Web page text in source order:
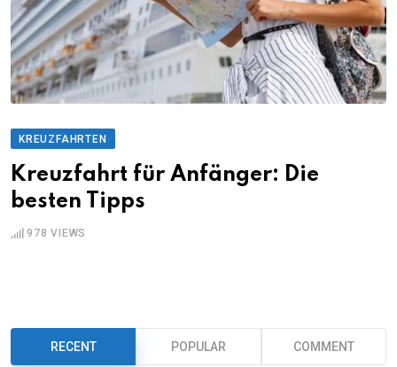
KREUZFAHRTEN
Kreuzfahrt für Anfänger: Die
besten Tipps
978 VIEWS
RECENT POPULAR COMMENT